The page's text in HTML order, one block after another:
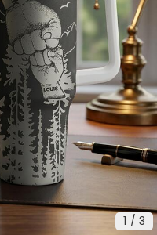
1 / 3